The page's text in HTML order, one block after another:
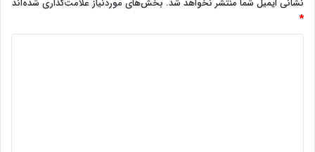
نشانی ایمیل شما منتشر نخواهد شد. بخش‌های موردنیاز علامت‌گذاری شده‌اند
*